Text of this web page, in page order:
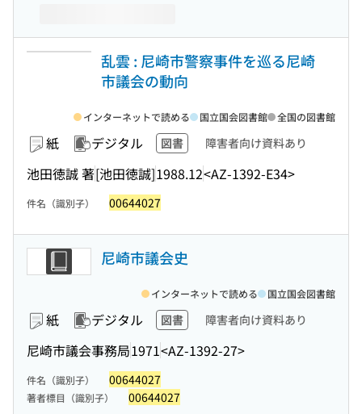
乱雲 : 尼崎市警察事件を巡る尼崎
市議会の動向
紙 デジタル 図書 障害者向け資料あり
池田徳誠 著[池田徳誠]1988.12<AZ-1392-E34>
インターネットで読める 国立国会図書館 全国の図書館
件名（識別子） 00644027
尼崎市議会史
紙 デジタル 図書 障害者向け資料あり
尼崎市議会事務局1971<AZ-1392-27>
インターネットで読める 国立国会図書館
件名（識別子） 00644027
著者標目（識別子） 00644027